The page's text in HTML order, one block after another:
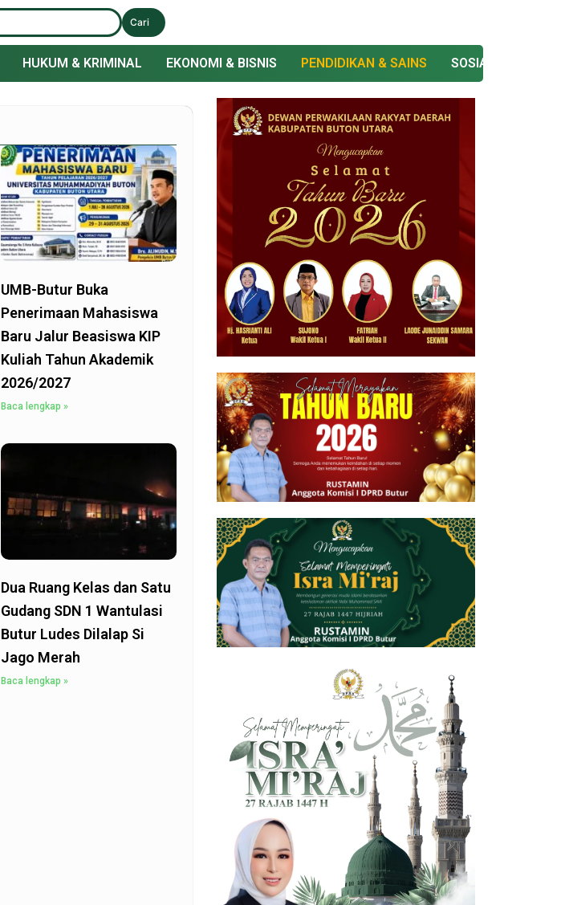
Cari
HUKUM & KRIMINAL EKONOMI & BISNIS PENDIDIKAN & SAINS SOSIAL & BUDAYA
UMB-Butur Buka
Penerimaan Mahasiswa
Baru Jalur Beasiswa KIP
Kuliah Tahun Akademik
2026/2027
Baca lengkap »
Dua Ruang Kelas dan Satu
Gudang SDN 1 Wantulasi
Butur Ludes Dilalap Si
Jago Merah
Baca lengkap »